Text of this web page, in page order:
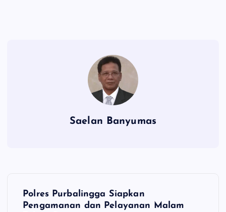
Saelan Banyumas
NPolres Purbalingga Siapkan
Pengamanan dan Pelayanan Malam